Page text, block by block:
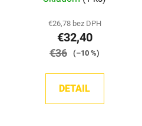
hodnotenie
produktu
je
5,0
5
€26,78 bez DPH
€32,40
€36 (–10 %)
DETAIL